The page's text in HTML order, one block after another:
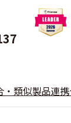
・類似製品連携